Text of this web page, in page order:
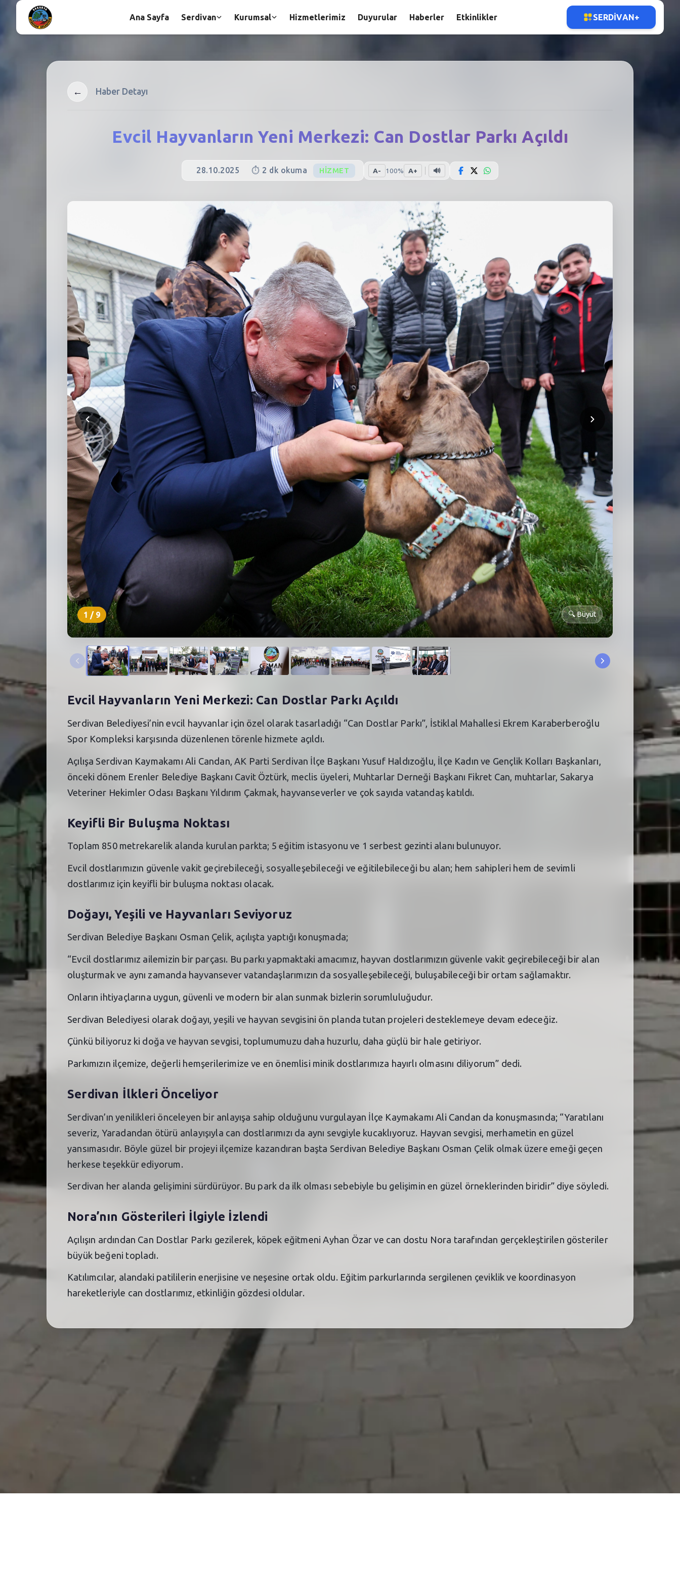
← Haber Detayı
Evcil Hayvanların Yeni Merkezi: Can Dostlar Parkı Açıldı
28.10.2025 ⏱️ 2 dk okuma HIZMET A- 100% A+ 🔊
1 / 9 🔍Büyüt
Evcil Hayvanların Yeni Merkezi: Can Dostlar Parkı Açıldı
Serdivan Belediyesi’nin evcil hayvanlar için özel olarak tasarladığı “Can Dostlar Parkı”, İstiklal Mahallesi Ekrem Karaberberoğlu
Spor Kompleksi karşısında düzenlenen törenle hizmete açıldı.
Açılışa Serdivan Kaymakamı Ali Candan, AK Parti Serdivan İlçe Başkanı Yusuf Haldızoğlu, İlçe Kadın ve Gençlik Kolları Başkanları,
önceki dönem Erenler Belediye Başkanı Cavit Öztürk, meclis üyeleri, Muhtarlar Derneği Başkanı Fikret Can, muhtarlar, Sakarya
Veteriner Hekimler Odası Başkanı Yıldırım Çakmak, hayvanseverler ve çok sayıda vatandaş katıldı.
Keyifli Bir Buluşma Noktası
Toplam 850 metrekarelik alanda kurulan parkta; 5 eğitim istasyonu ve 1 serbest gezinti alanı bulunuyor.
Evcil dostlarımızın güvenle vakit geçirebileceği, sosyalleşebileceği ve eğitilebileceği bu alan; hem sahipleri hem de sevimli
dostlarımız için keyifli bir buluşma noktası olacak.
Doğayı, Yeşili ve Hayvanları Seviyoruz
Serdivan Belediye Başkanı Osman Çelik, açılışta yaptığı konuşmada;
“Evcil dostlarımız ailemizin bir parçası. Bu parkı yapmaktaki amacımız, hayvan dostlarımızın güvenle vakit geçirebileceği bir alan
oluşturmak ve aynı zamanda hayvansever vatandaşlarımızın da sosyalleşebileceği, buluşabileceği bir ortam sağlamaktır.
Onların ihtiyaçlarına uygun, güvenli ve modern bir alan sunmak bizlerin sorumluluğudur.
Serdivan Belediyesi olarak doğayı, yeşili ve hayvan sevgisini ön planda tutan projeleri desteklemeye devam edeceğiz.
Çünkü biliyoruz ki doğa ve hayvan sevgisi, toplumumuzu daha huzurlu, daha güçlü bir hale getiriyor.
Parkımızın ilçemize, değerli hemşerilerimize ve en önemlisi minik dostlarımıza hayırlı olmasını diliyorum” dedi.
Serdivan İlkleri Önceliyor
Serdivan’ın yenilikleri önceleyen bir anlayışa sahip olduğunu vurgulayan İlçe Kaymakamı Ali Candan da konuşmasında; “Yaratılanı
severiz, Yaradandan ötürü anlayışıyla can dostlarımızı da aynı sevgiyle kucaklıyoruz. Hayvan sevgisi, merhametin en güzel
yansımasıdır. Böyle güzel bir projeyi ilçemize kazandıran başta Serdivan Belediye Başkanı Osman Çelik olmak üzere emeği geçen
herkese teşekkür ediyorum.
Serdivan her alanda gelişimini sürdürüyor. Bu park da ilk olması sebebiyle bu gelişimin en güzel örneklerinden biridir” diye söyledi.
Nora’nın Gösterileri İlgiyle İzlendi
Açılışın ardından Can Dostlar Parkı gezilerek, köpek eğitmeni Ayhan Özar ve can dostu Nora tarafından gerçekleştirilen gösteriler
büyük beğeni topladı.
Katılımcılar, alandaki patililerin enerjisine ve neşesine ortak oldu. Eğitim parkurlarında sergilenen çeviklik ve koordinasyon
hareketleriyle can dostlarımız, etkinliğin gözdesi oldular.
Ana Sayfa Serdivan Kurumsal Hizmetlerimiz Duyurular Haberler Etkinlikler SERDIVAN+